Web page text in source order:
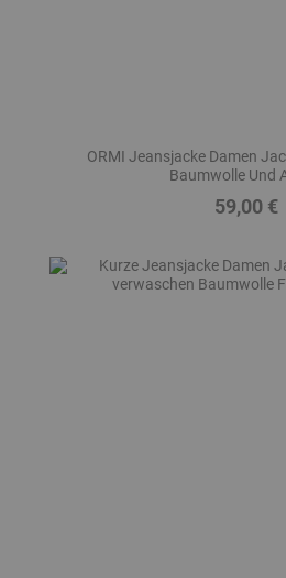
ORMI Jeansjacke Damen
Baumwolle Und
Preis
59,00 €